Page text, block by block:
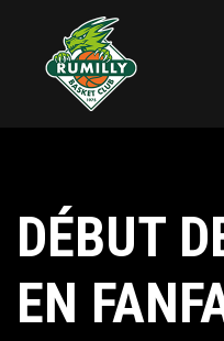
DÉBUT
EN